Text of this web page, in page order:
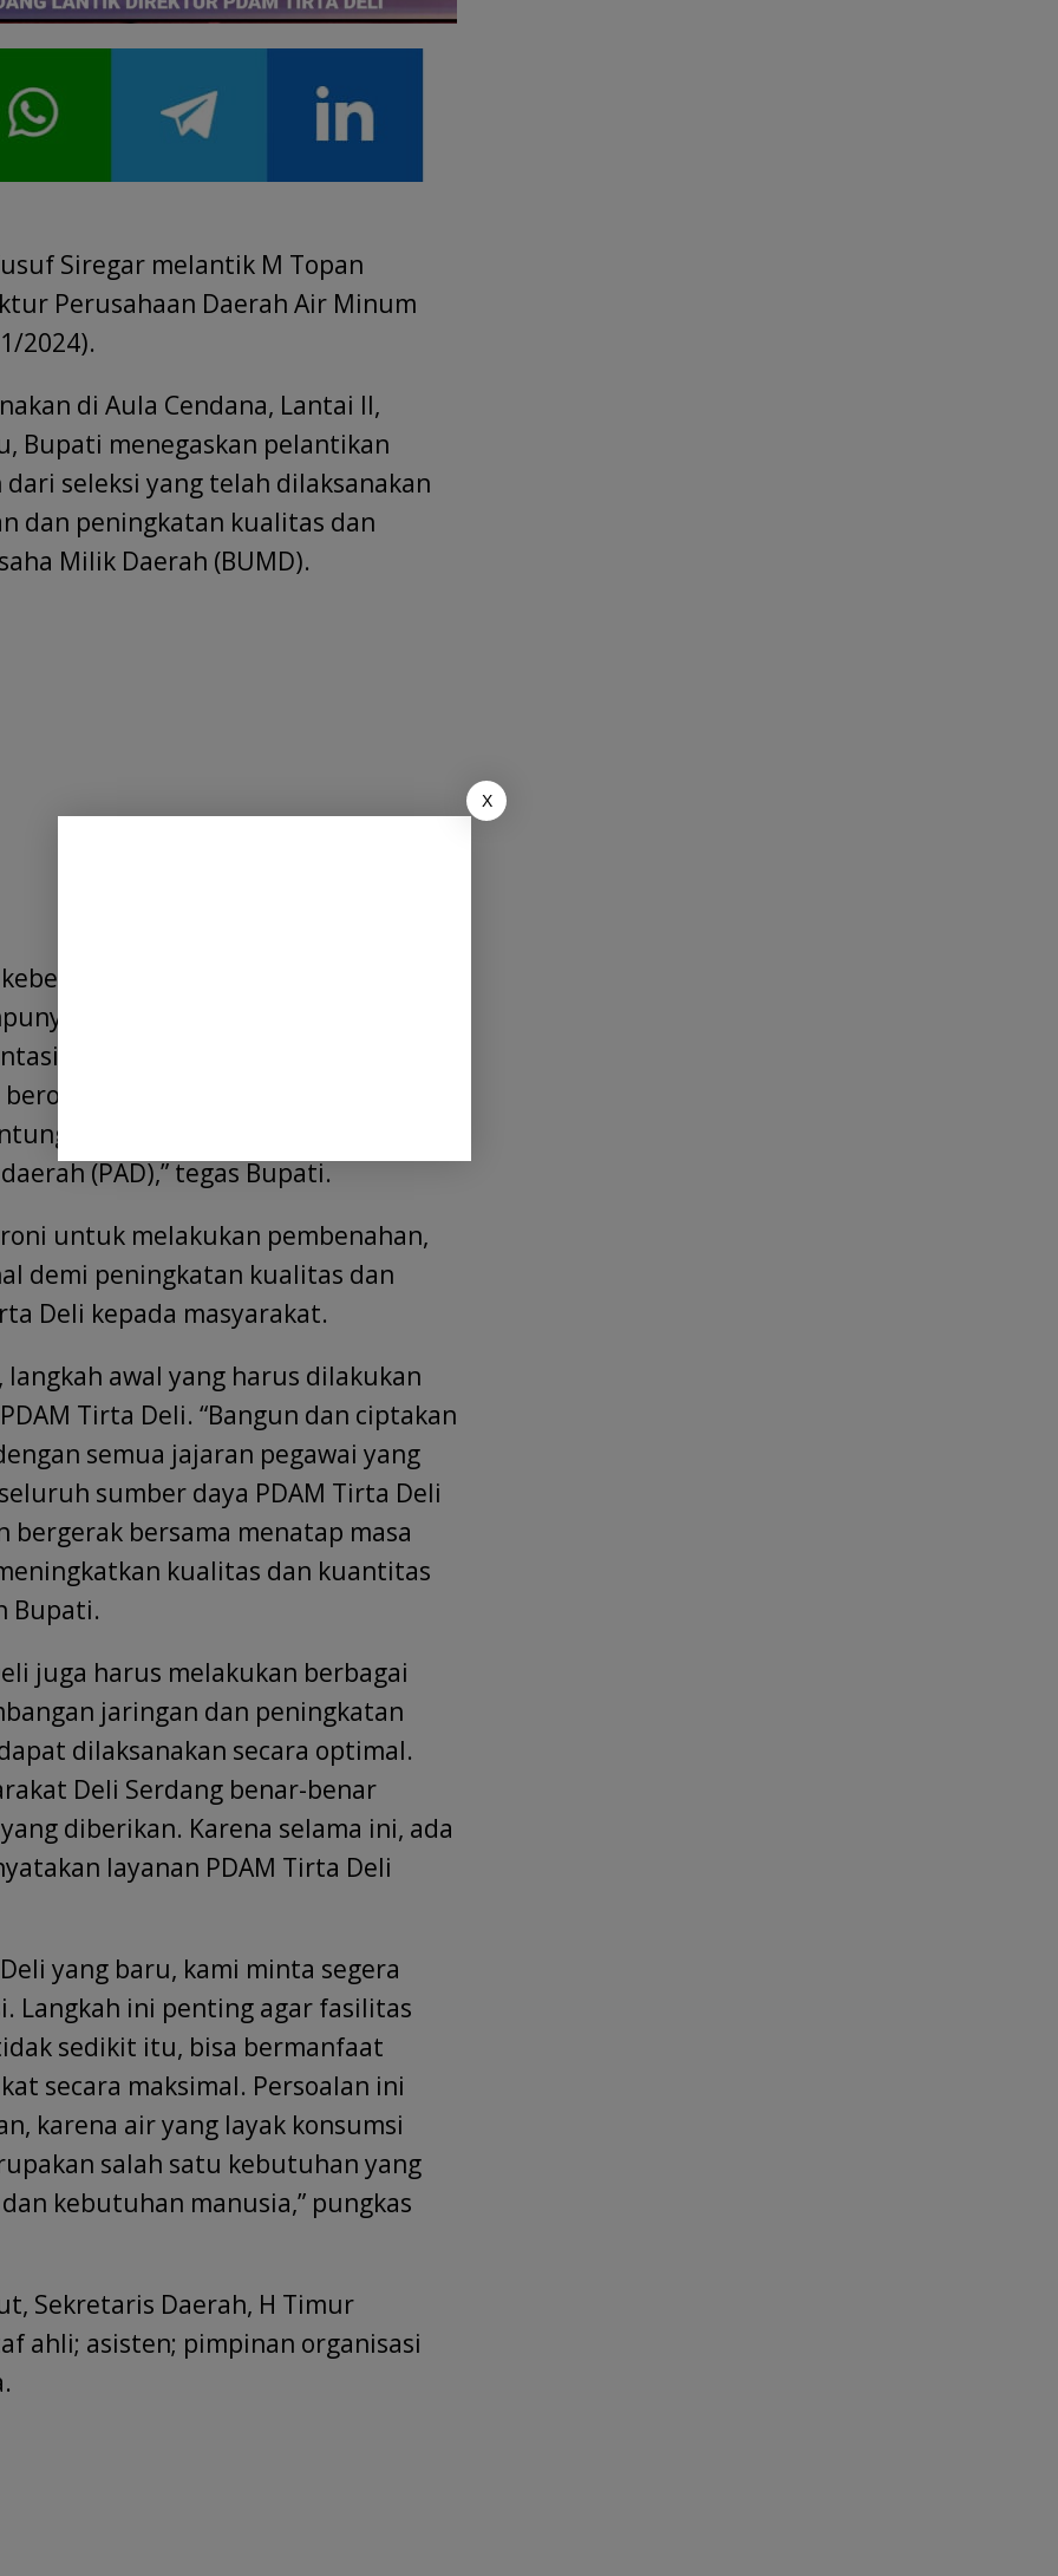
Siregar melantik M Topan
Perusahaan Daerah Air Minum
2024).
di Aula Cendana, Lantai II,
Bupati menegaskan pelantikan
seleksi yang telah dilaksanakan
dan peningkatan kualitas dan
Milik Daerah (BUMD).
PDAM Tirta Deli
peran ganda, di satu sisi
sosial untuk memberi layanan
ekonomi, yaitu untuk
yang bisa mendorong
(PAD),” tegas Bupati.
untuk melakukan pembenahan,
demi peningkatan kualitas dan
Deli kepada masyarakat.
awal yang harus dilakukan
Tirta Deli. “Bangun dan ciptakan
semua jajaran pegawai yang
sumber daya PDAM Tirta Deli
bergerak bersama menatap masa
kualitas dan kuantitas
Bupati.
juga harus melakukan berbagai
jaringan dan peningkatan
dilaksanakan secara optimal.
Deli Serdang benar-benar
diberikan. Karena selama ini, ada
layanan PDAM Tirta Deli
yang baru, kami minta segera
Langkah ini penting agar fasilitas
sedikit itu, bisa bermanfaat
secara maksimal. Persoalan ini
karena air yang layak konsumsi
salah satu kebutuhan yang
kebutuhan manusia,” pungkas
Sekretaris Daerah, H Timur
ahli; asisten; pimpinan organisasi
X